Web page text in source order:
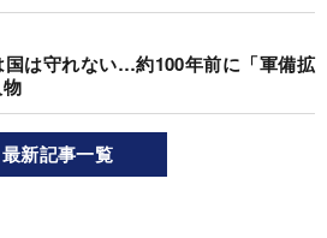
は守れない…約100年前に「軍備拡
最新記事一覧